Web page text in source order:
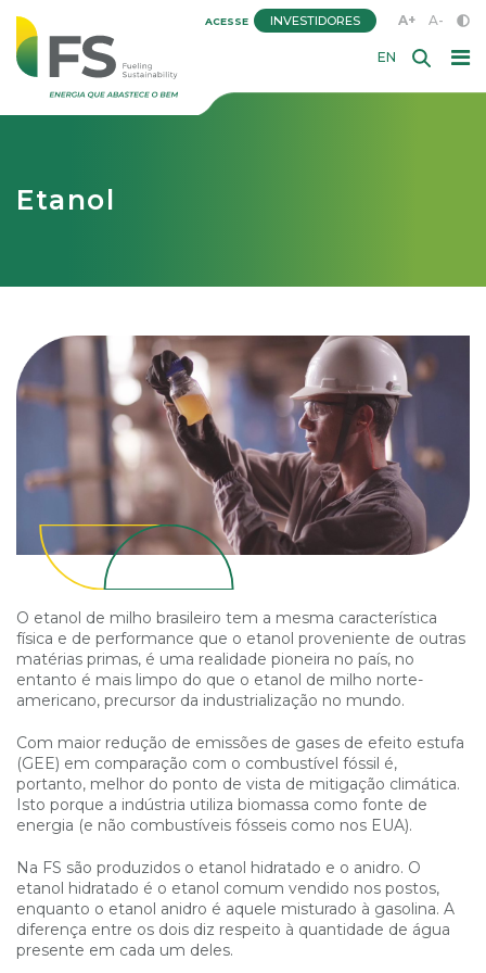
ACESSE INVESTIDORES A+ A-
EN
Etanol
O etanol de milho brasileiro tem a mesma característica
física e de performance que o etanol proveniente de outras
matérias primas, é uma realidade pioneira no país, no
entanto é mais limpo do que o etanol de milho norte-
americano, precursor da industrialização no mundo.
Com maior redução de emissões de gases de efeito estufa
(GEE) em comparação com o combustível fóssil é,
portanto, melhor do ponto de vista de mitigação climática.
Isto porque a indústria utiliza biomassa como fonte de
energia (e não combustíveis fósseis como nos EUA).
Na FS são produzidos o etanol hidratado e o anidro. O
etanol hidratado é o etanol comum vendido nos postos,
enquanto o etanol anidro é aquele misturado à gasolina. A
diferença entre os dois diz respeito à quantidade de água
presente em cada um deles.